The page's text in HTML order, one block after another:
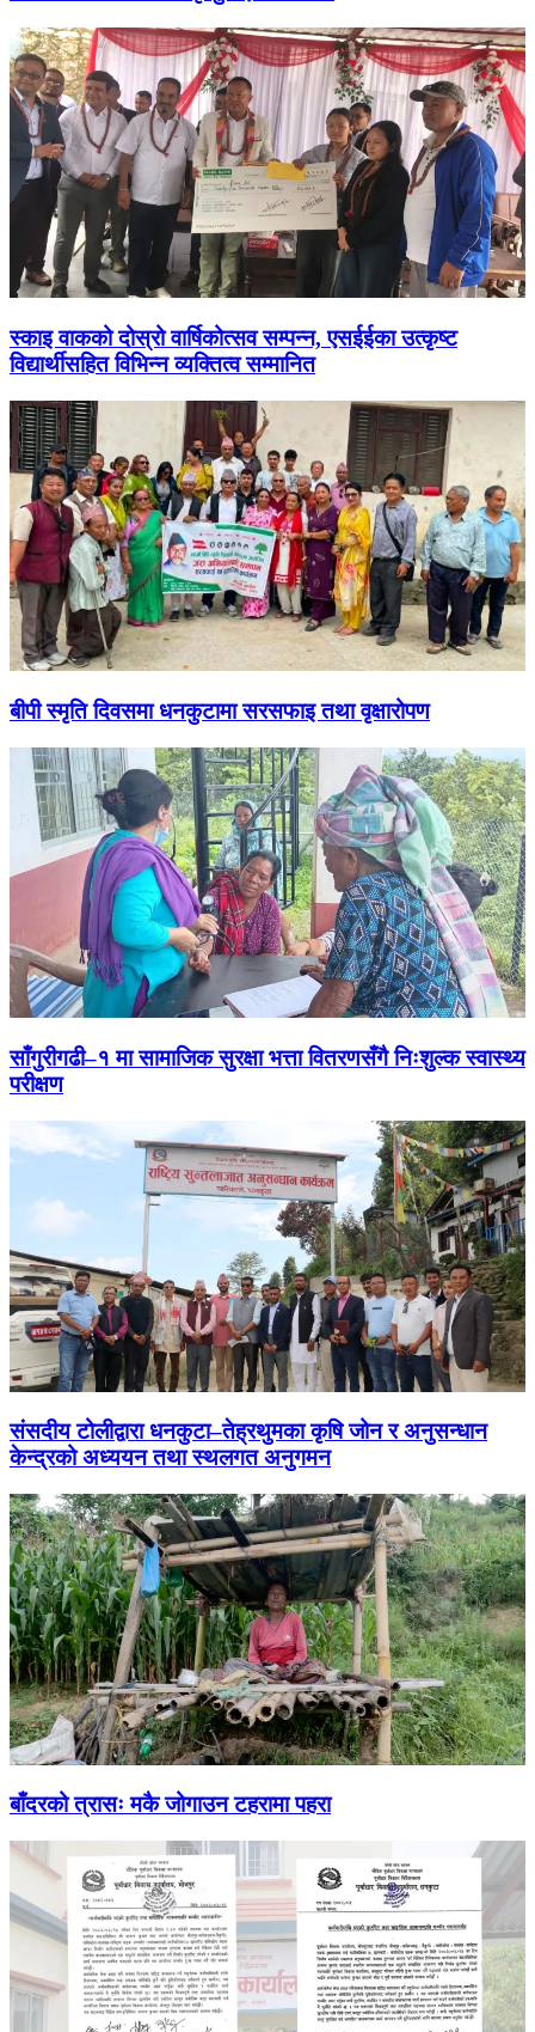
स्काइ वाकको दोस्रो वार्षिकोत्सव सम्पन्न, एसईईका उत्कृष्ट
विद्यार्थीसहित विभिन्न व्यक्तित्व सम्मानित
बीपी स्मृति दिवसमा धनकुटामा सरसफाइ तथा वृक्षारोपण
साँगुरीगढी–१ मा सामाजिक सुरक्षा भत्ता वितरणसँगै निःशुल्क स्वास्थ्य
परीक्षण
संसदीय टोलीद्वारा धनकुटा–तेह्रथुमका कृषि जोन र अनुसन्धान
केन्द्रको अध्ययन तथा स्थलगत अनुगमन
बाँदरको त्रासः मकै जोगाउन टहरामा पहरा